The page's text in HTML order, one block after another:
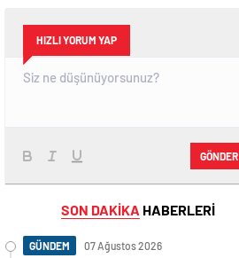
HIZLI YORUM YAP
GÖNDER
SON DAKİKA HABERLERİ
GÜNDEM 07 Ağustos 2026